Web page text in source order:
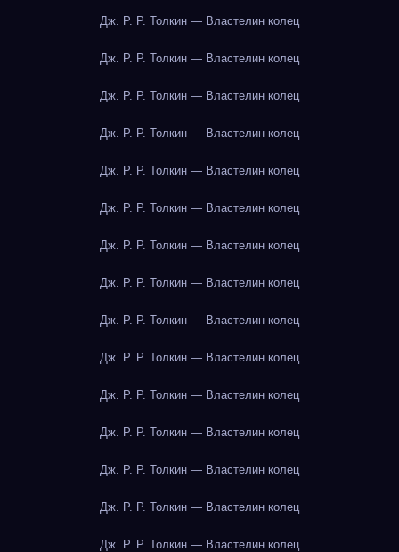
Дж. Р. Р. Толкин — Властелин колец
Дж. Р. Р. Толкин — Властелин колец
Дж. Р. Р. Толкин — Властелин колец
Дж. Р. Р. Толкин — Властелин колец
Дж. Р. Р. Толкин — Властелин колец
Дж. Р. Р. Толкин — Властелин колец
Дж. Р. Р. Толкин — Властелин колец
Дж. Р. Р. Толкин — Властелин колец
Дж. Р. Р. Толкин — Властелин колец
Дж. Р. Р. Толкин — Властелин колец
Дж. Р. Р. Толкин — Властелин колец
Дж. Р. Р. Толкин — Властелин колец
Дж. Р. Р. Толкин — Властелин колец
Дж. Р. Р. Толкин — Властелин колец
Дж. Р. Р. Толкин — Властелин колец